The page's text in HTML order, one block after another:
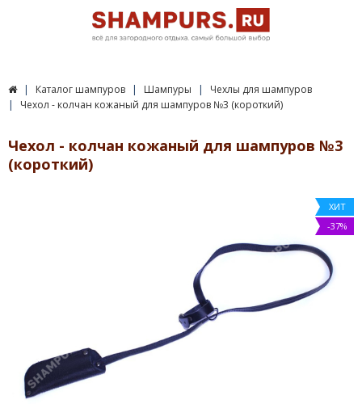
Каталог шампуров Шампуры
Чехлы для шампуров
Чехол - колчан кожаный для шампуров №3 (короткий)
Чехол - колчан кожаный для шампуров №3
(короткий)
ХИТ
-37%